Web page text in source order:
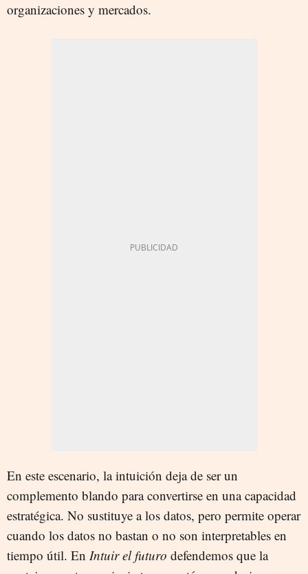
organizaciones y mercados.
En este escenario, la intuición deja de ser un
complemento blando para convertirse en una capacidad
estratégica. No sustituye a los datos, pero permite operar
cuando los datos no bastan o no son interpretables en
tiempo útil. En Intuir el futuro defendemos que la